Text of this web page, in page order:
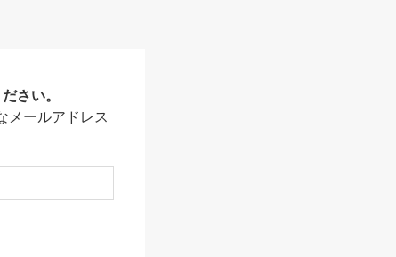
さい。
メールアドレス